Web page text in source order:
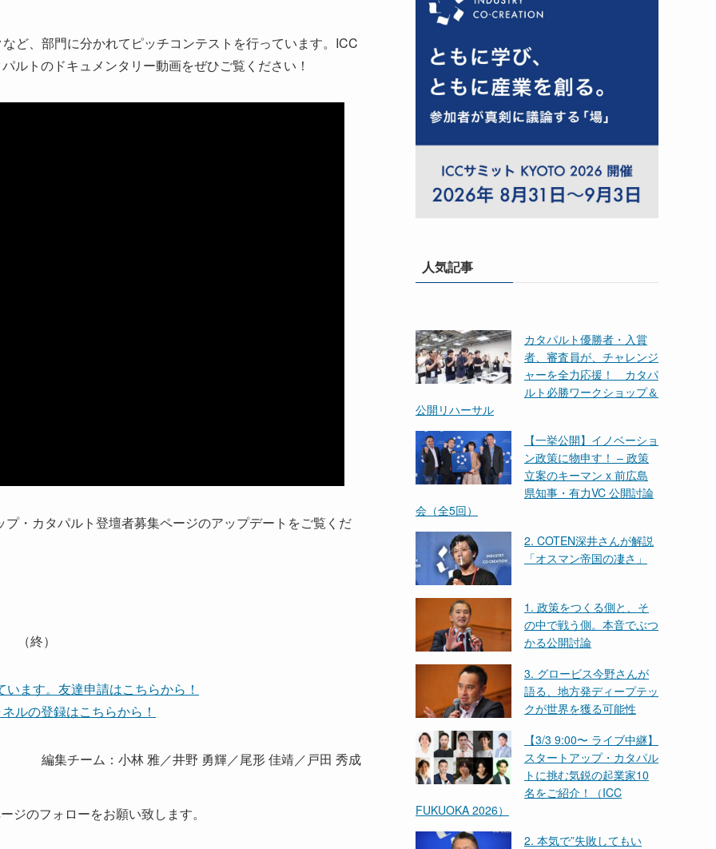
ど、部門に分かれてピッチコンテストを行っています。ICC
ルトのドキュメンタリー動画をぜひご覧ください！
・カタパルト登壇者募集ページのアップデートをご覧くだ
（終）
ます。友達申請はこちらから！
ルの登録はこちらから！
編集チーム：小林 雅／井野 勇輝／尾形 佳靖／戸田 秀成
人気記事
カタパルト優勝者・入賞
者、審査員が、チャレンジ
ャーを全力応援！ カタパ
ルト必勝ワークショップ＆
公開リハーサル
【一挙公開】イノベーショ
ン政策に物申す！ – 政策
立案のキーマン x 前広島
県知事・有力VC 公開討論
会（全5回）
2. COTEN深井さんが解説
「オスマン帝国の凄さ」
1. 政策をつくる側と、そ
の中で戦う側。本音でぶつ
かる公開討論
3. グロービス今野さんが
語る、地方発ディープテッ
クが世界を獲る可能性
【3/3 9:00〜 ライブ中継】
スタートアップ・カタパル
トに挑む気鋭の起業家10
名をご紹介！（ICC
FUKUOKA 2026）
2. 本気で”失敗してもい